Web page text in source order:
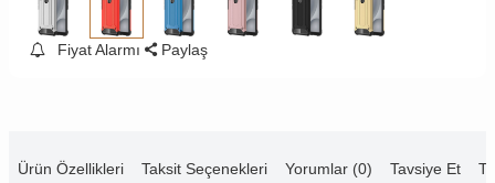
Fiyat Alarmı Paylaş
Ürün Özellikleri Taksit Seçenekleri Yorumlar (0) Tavsiye Et